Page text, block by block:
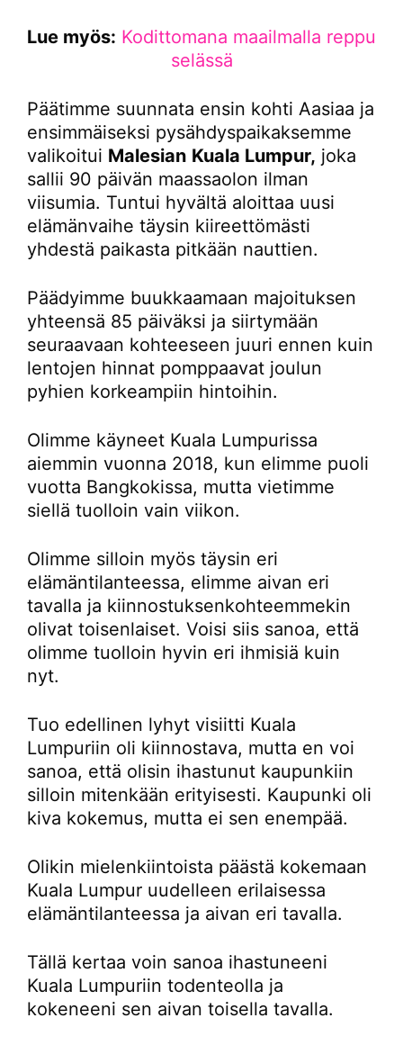
Lue myös: Kodittomana maailmalla reppu
selässä
Päätimme suunnata ensin kohti Aasiaa ja
ensimmäiseksi pysähdyspaikaksemme
valikoitui Malesian Kuala Lumpur, joka
sallii 90 päivän maassaolon ilman
viisumia. Tuntui hyvältä aloittaa uusi
elämänvaihe täysin kiireettömästi
yhdestä paikasta pitkään nauttien.
Päädyimme buukkaamaan majoituksen
yhteensä 85 päiväksi ja siirtymään
seuraavaan kohteeseen juuri ennen kuin
lentojen hinnat pomppaavat joulun
pyhien korkeampiin hintoihin.
Olimme käyneet Kuala Lumpurissa
aiemmin vuonna 2018, kun elimme puoli
vuotta Bangkokissa, mutta vietimme
siellä tuolloin vain viikon.
Olimme silloin myös täysin eri
elämäntilanteessa, elimme aivan eri
tavalla ja kiinnostuksenkohteemmekin
olivat toisenlaiset. Voisi siis sanoa, että
olimme tuolloin hyvin eri ihmisiä kuin
nyt.
Tuo edellinen lyhyt visiitti Kuala
Lumpuriin oli kiinnostava, mutta en voi
sanoa, että olisin ihastunut kaupunkiin
silloin mitenkään erityisesti. Kaupunki oli
kiva kokemus, mutta ei sen enempää.
Olikin mielenkiintoista päästä kokemaan
Kuala Lumpur uudelleen erilaisessa
elämäntilanteessa ja aivan eri tavalla.
Tällä kertaa voin sanoa ihastuneeni
Kuala Lumpuriin todenteolla ja
kokeneeni sen aivan toisella tavalla.